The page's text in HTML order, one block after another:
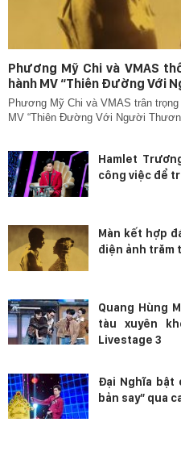
Phương Mỹ Chi và VMAS
hành MV “Thiên Đường Với
Phương Mỹ Chi và VMAS trân
MV “Thiên Đường Với Người
Hamlet
công việc để
Màn kết hợp
điện ảnh trăm
Quang Hùng
tàu xuyên
Livestage 3
Đại Nghĩa bật
bản say” qua